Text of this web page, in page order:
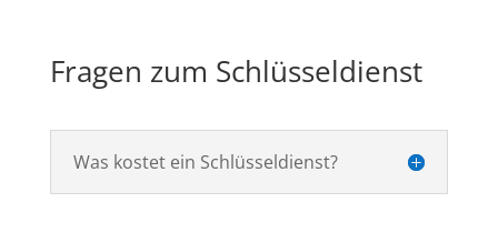
Fragen zum Schlüsseldienst
Was kostet ein Schlüsseldienst?